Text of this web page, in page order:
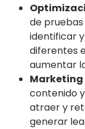
de
identificar
diferentes
aumentar
contenido
atraer y
generar